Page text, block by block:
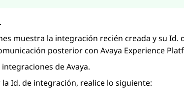
.
muestra la integración recién creada y su Id.
posterior con Avaya Experience
integraciones deAvaya.
la Id. de integración, realice lo siguiente: